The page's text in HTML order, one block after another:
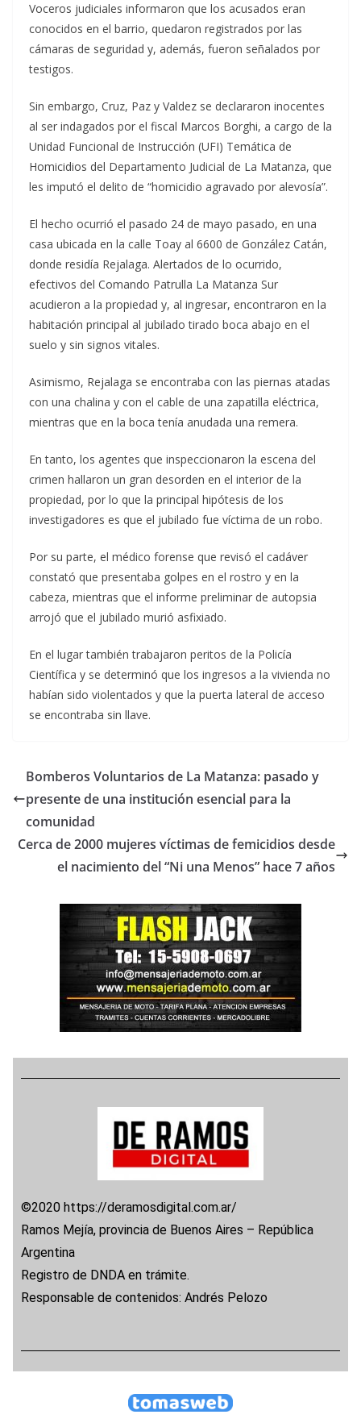
Voceros judiciales informaron que los acusados eran
conocidos en el barrio, quedaron registrados por las
cámaras de seguridad y, además, fueron señalados por
testigos.
Sin embargo, Cruz, Paz y Valdez se declararon inocentes
al ser indagados por el fiscal Marcos Borghi, a cargo de la
Unidad Funcional de Instrucción (UFI) Temática de
Homicidios del Departamento Judicial de La Matanza, que
les imputó el delito de “homicidio agravado por alevosía”.
El hecho ocurrió el pasado 24 de mayo pasado, en una
casa ubicada en la calle Toay al 6600 de González Catán,
donde residía Rejalaga. Alertados de lo ocurrido,
efectivos del Comando Patrulla La Matanza Sur
acudieron a la propiedad y, al ingresar, encontraron en la
habitación principal al jubilado tirado boca abajo en el
suelo y sin signos vitales.
Asimismo, Rejalaga se encontraba con las piernas atadas
con una chalina y con el cable de una zapatilla eléctrica,
mientras que en la boca tenía anudada una remera.
En tanto, los agentes que inspeccionaron la escena del
crimen hallaron un gran desorden en el interior de la
propiedad, por lo que la principal hipótesis de los
investigadores es que el jubilado fue víctima de un robo.
Por su parte, el médico forense que revisó el cadáver
constató que presentaba golpes en el rostro y en la
cabeza, mientras que el informe preliminar de autopsia
arrojó que el jubilado murió asfixiado.
En el lugar también trabajaron peritos de la Policía
Científica y se determinó que los ingresos a la vivienda no
habían sido violentados y que la puerta lateral de acceso
se encontraba sin llave.
Bomberos Voluntarios de La Matanza: pasado y
presente de una institución esencial para la
comunidad
Cerca de 2000 mujeres víctimas de femicidios desde
el nacimiento del “Ni una Menos” hace 7 años
©2020 https://deramosdigital.com.ar/
Ramos Mejía, provincia de Buenos Aires – República
Argentina
Registro de DNDA en trámite.
Responsable de contenidos: Andrés Pelozo